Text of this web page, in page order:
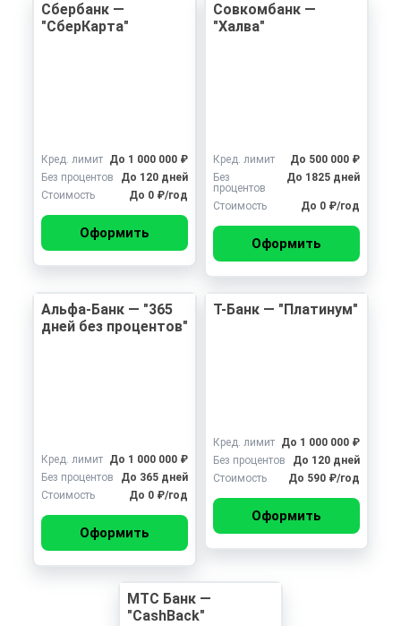
Сбербанк —
"СберКарта"
Кред. лимит До 1 000 000 ₽
Без процентов
До 120 дней
Стоимость
До 0 ₽/год
Оформить
Совкомбанк —
"Халва"
Кред. лимит
До 500 000 ₽
Без
процентов
До 1825 дней
Стоимость До 0 ₽/год
Оформить
Альфа-Банк — "365
дней без процентов"
Кред. лимит До 1 000 000 ₽
Без процентов
До 365 дней
Стоимость
До 0 ₽/год
Оформить
Т-Банк — "Платинум"
Кред. лимит До 1 000 000 ₽
Без процентов
До 120 дней
Стоимость
До 590 ₽/год
Оформить
МТС Банк —
"CashBack"